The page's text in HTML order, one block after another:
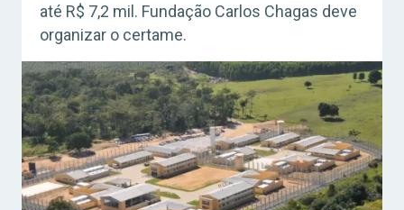
até R$ 7,2 mil. Fundação Carlos Chagas deve
organizar o certame.